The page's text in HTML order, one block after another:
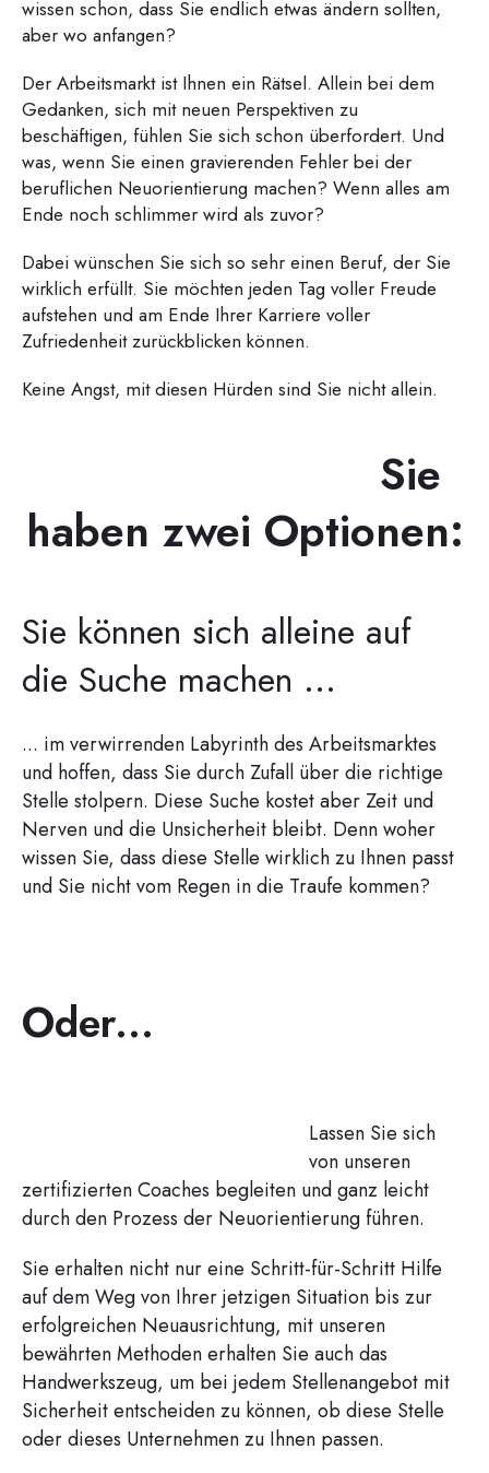
wissen schon, dass Sie endlich etwas ändern sollten,
aber wo anfangen?
Der Arbeitsmarkt ist Ihnen ein Rätsel. Allein bei dem
Gedanken, sich mit neuen Perspektiven zu
beschäftigen, fühlen Sie sich schon überfordert. Und
was, wenn Sie einen gravierenden Fehler bei der
beruflichen Neuorientierung machen? Wenn alles am
Ende noch schlimmer wird als zuvor?
Dabei wünschen Sie sich so sehr einen Beruf, der Sie
wirklich erfüllt. Sie möchten jeden Tag voller Freude
aufstehen und am Ende Ihrer Karriere voller
Zufriedenheit zurückblicken können.
Keine Angst, mit diesen Hürden sind Sie nicht allein.
Sie
haben zwei Optionen:
Sie können sich alleine auf
die Suche machen ...
... im verwirrenden Labyrinth des Arbeitsmarktes
und hoffen, dass Sie durch Zufall über die richtige
Stelle stolpern. Diese Suche kostet aber Zeit und
Nerven und die Unsicherheit bleibt. Denn woher
wissen Sie, dass diese Stelle wirklich zu Ihnen passt
und Sie nicht vom Regen in die Traufe kommen?
Oder...
Lassen Sie sich
von unseren
zertifizierten Coaches begleiten und ganz leicht
durch den Prozess der Neuorientierung führen.
Sie erhalten nicht nur eine Schritt-für-Schritt Hilfe
auf dem Weg von Ihrer jetzigen Situation bis zur
erfolgreichen Neuausrichtung, mit unseren
bewährten Methoden erhalten Sie auch das
Handwerkszeug, um bei jedem Stellenangebot mit
Sicherheit entscheiden zu können, ob diese Stelle
oder dieses Unternehmen zu Ihnen passen.